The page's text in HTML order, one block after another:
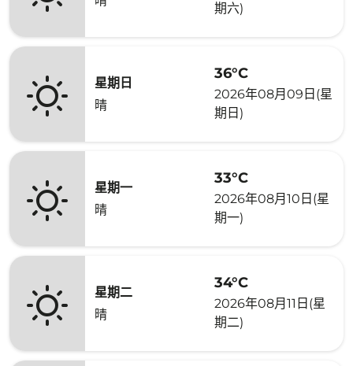
期六)
星期日
晴
36°C
2026年08月09日(星
期日)
星期一
晴
33°C
2026年08月10日(星
期一)
星期二
晴
34°C
2026年08月11日(星
期二)